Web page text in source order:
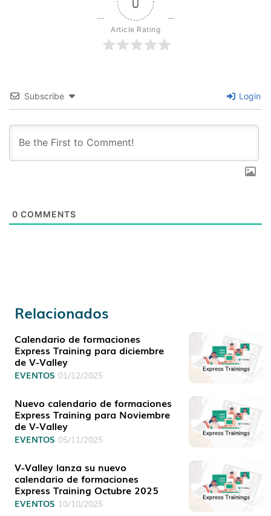
Article Rating
Subscribe Login
0 COMMENTS
Relacionados
Calendario de formaciones
Express Training para diciembre
de V-Valley
EVENTOS 01/12/2025
Nuevo calendario de formaciones
Express Training para Noviembre
de V-Valley
EVENTOS 05/11/2025
V-Valley lanza su nuevo
calendario de formaciones
Express Training Octubre 2025
EVENTOS 10/10/2025